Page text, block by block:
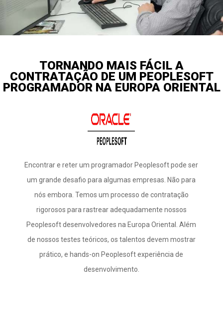
TORNANDO MAIS FÁCIL A
CONTRATAÇÃO DE UM PEOPLESOFT
PROGRAMADOR NA EUROPA ORIENTAL
Encontrar e reter um programador Peoplesoft pode ser
um grande desafio para algumas empresas. Não para
nós embora. Temos um processo de contratação
rigorosos para rastrear adequadamente nossos
Peoplesoft desenvolvedores na Europa Oriental. Além
de nossos testes teóricos, os talentos devem mostrar
prático, e hands-on Peoplesoft experiência de
desenvolvimento.